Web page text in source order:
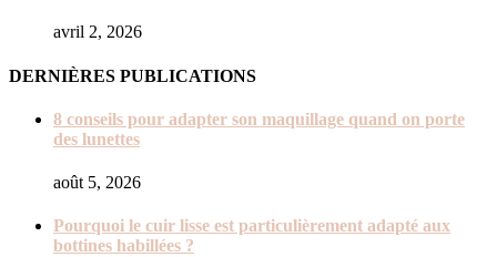
avril 2, 2026
DERNIÈRES PUBLICATIONS
8 conseils pour adapter son maquillage quand on porte
des lunettes
août 5, 2026
Pourquoi le cuir lisse est particulièrement adapté aux
bottines habillées ?